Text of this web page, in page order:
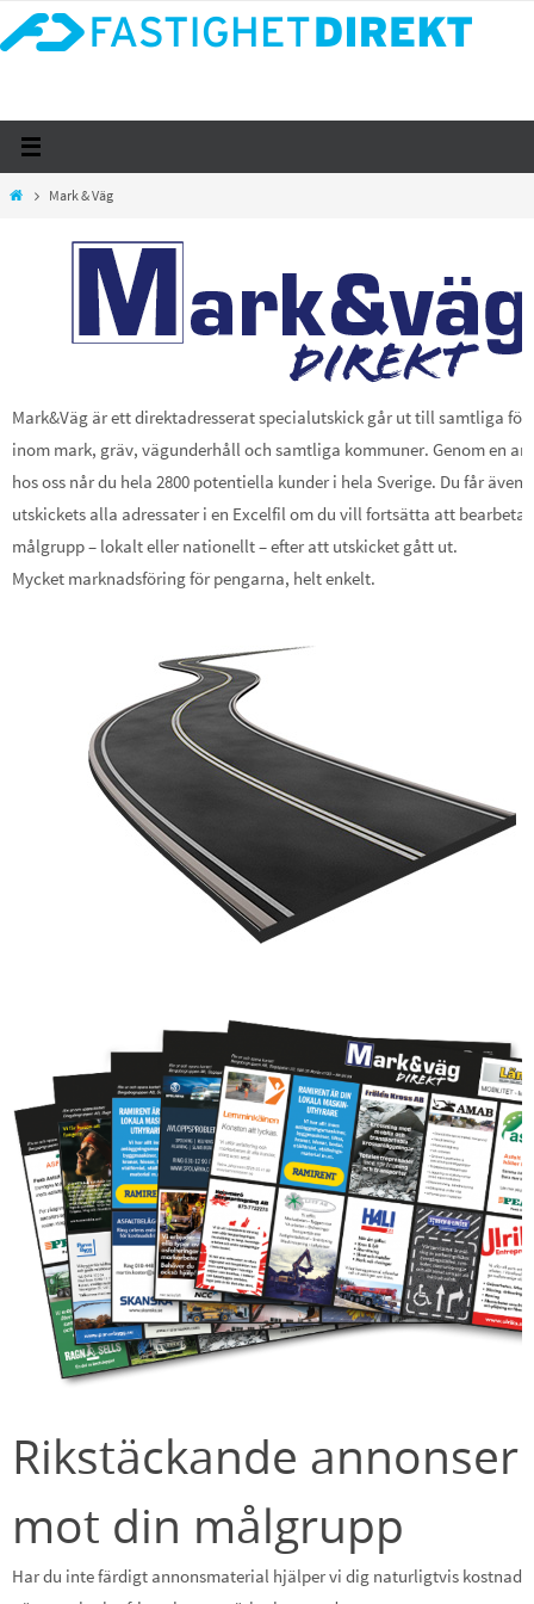
Hoppa
till
HomeMark & Väg
Mark&Väg är ett direktadresserat specialutskick går ut till samtliga
inom mark, gräv, vägunderhåll och samtliga kommuner. Genom en
hos oss når du hela 2800 potentiella kunder i hela Sverige. Du får även
utskickets alla adressater i en Excelfil om du vill fortsätta att bearbeta
målgrupp – lokalt eller nationellt – efter att utskicket gått ut.
Mycket marknadsföring för pengarna, helt enkelt.
Rikstäckande
mot din målgrupp
Har du inte färdigt annonsmaterial hjälper vi dig naturligtvis